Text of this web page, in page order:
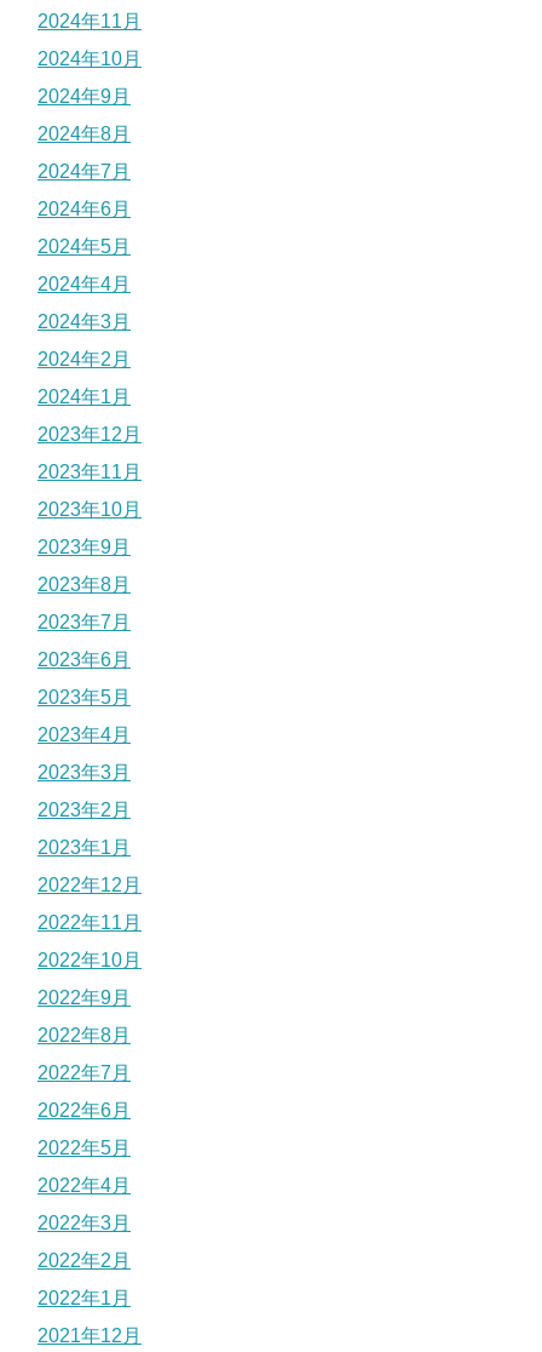
2024年11月
2024年10月
2024年9月
2024年8月
2024年7月
2024年6月
2024年5月
2024年4月
2024年3月
2024年2月
2024年1月
2023年12月
2023年11月
2023年10月
2023年9月
2023年8月
2023年7月
2023年6月
2023年5月
2023年4月
2023年3月
2023年2月
2023年1月
2022年12月
2022年11月
2022年10月
2022年9月
2022年8月
2022年7月
2022年6月
2022年5月
2022年4月
2022年3月
2022年2月
2022年1月
2021年12月